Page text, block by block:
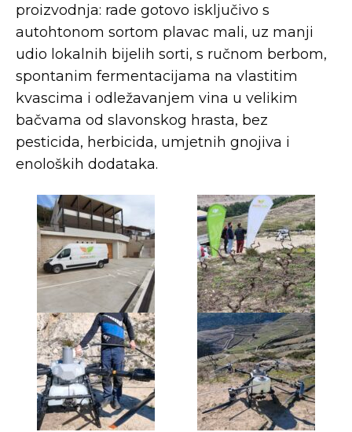
proizvodnja: rade gotovo isključivo s
autohtonom sortom plavac mali, uz manji
udio lokalnih bijelih sorti, s ručnom berbom,
spontanim fermentacijama na vlastitim
kvascima i odležavanjem vina u velikim
bačvama od slavonskog hrasta, bez
pesticida, herbicida, umjetnih gnojiva i
enoloških dodataka.